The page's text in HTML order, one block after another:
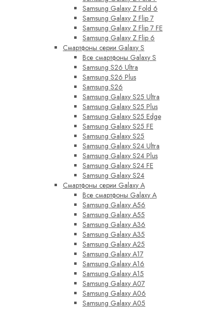
Samsung Galaxy Z Fold 6
Samsung Galaxy Z Flip 7
Samsung Galaxy Z Flip 7 FE
Samsung Galaxy Z Flip 6
Смартфоны серии Galaxy S
Все смартфоны Galaxy S
Samsung S26 Ultra
Samsung S26 Plus
Samsung S26
Samsung Galaxy S25 Ultra
Samsung Galaxy S25 Plus
Samsung Galaxy S25 Edge
Samsung Galaxy S25 FE
Samsung Galaxy S25
Samsung Galaxy S24 Ultra
Samsung Galaxy S24 Plus
Samsung Galaxy S24 FE
Samsung Galaxy S24
Смартфоны серии Galaxy A
Все смартфоны Galaxy A
Samsung Galaxy A56
Samsung Galaxy A55
Samsung Galaxy A36
Samsung Galaxy A35
Samsung Galaxy A25
Samsung Galaxy A17
Samsung Galaxy A16
Samsung Galaxy A15
Samsung Galaxy A07
Samsung Galaxy A06
Samsung Galaxy A05